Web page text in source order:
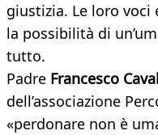
giustizia. Le loro
la possibilità di
tutto.
Padre Francesco
dell’associazione
«perdonare non è